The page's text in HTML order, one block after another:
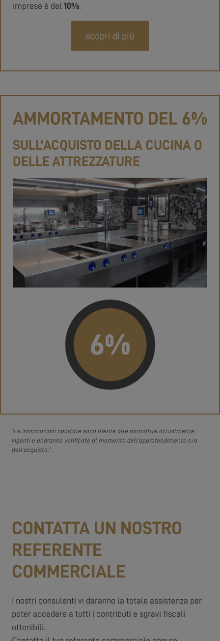
imprese è del 10%.
scopri di più
AMMORTAMENTO DEL 6%
SULL’ACQUISTO DELLA CUCINA O
DELLE ATTREZZATURE
“Le informazioni riportate sono riferite alle normative attualmente
vigenti e andranno verificate al momento dell’approfondimento e/o
dell’acquisto. “
CONTATTA UN NOSTRO
REFERENTE
COMMERCIALE
I nostri consulenti vi daranno la totale assistenza per
poter accedere a tutti i contributi e sgravi fiscali
ottenibili.